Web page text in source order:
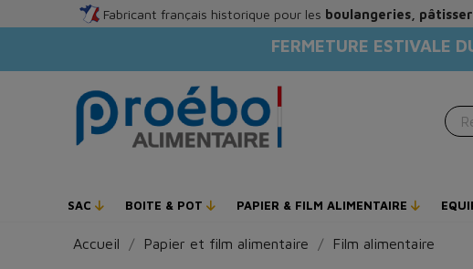
Fabricant français historique pour les boulangeries,
FERMETURE ESTIVALE
SAC BOITE & POT PAPIER & FILM ALIMENTAIRE
Accueil Papier et film alimentaire Film alimentaire